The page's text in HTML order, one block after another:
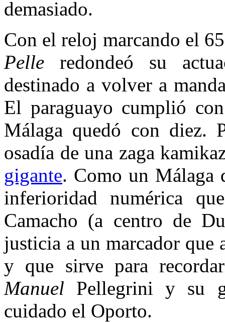
demasiado.
Con el reloj marcando el
Pelle redondeó su
destinado a volver a
El paraguayo cumplió
Málaga quedó con diez.
osadía de una zaga
gigante. Como un Málaga
inferioridad numérica
Camacho (a centro de
justicia a un marcador que
y que sirve para
Manuel Pellegrini y su
cuidado el Oporto.